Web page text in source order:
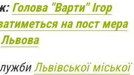
Голова "Варти" Ігор
на пост мера
Львова
Львівської міської